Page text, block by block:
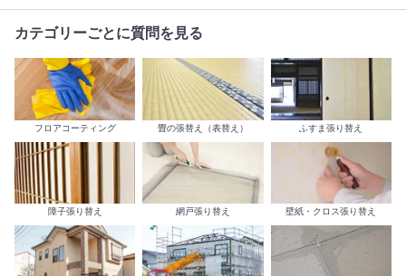
カテゴリーごとに質問を見る
フロアコーティング 畳の張替え（表替え） ふすま張り替え
障子張り替え 網戸張り替え 壁紙・クロス張り替え